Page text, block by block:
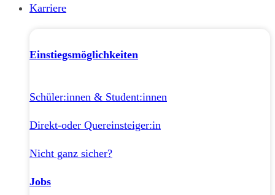
Karriere
Einstiegsmöglichkeiten
Schüler:innen & Student:innen
Direkt-oder Quereinsteiger:in
Nicht ganz sicher?
Jobs